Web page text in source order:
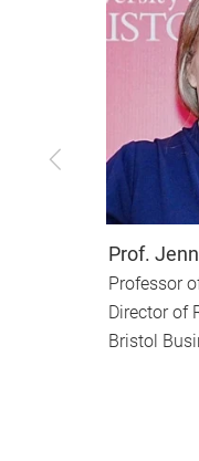
Zurück
Prof.
Professor
Director of
Bristol